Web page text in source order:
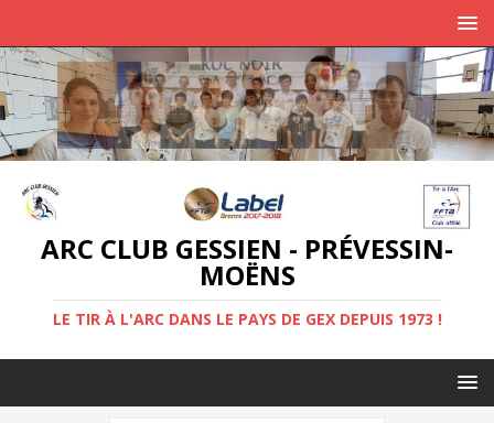
ARC CLUB GESSIEN - PRÉVESSIN-
MOËNS
LE TIR À L'ARC DANS LE PAYS DE GEX DEPUIS 1973 !